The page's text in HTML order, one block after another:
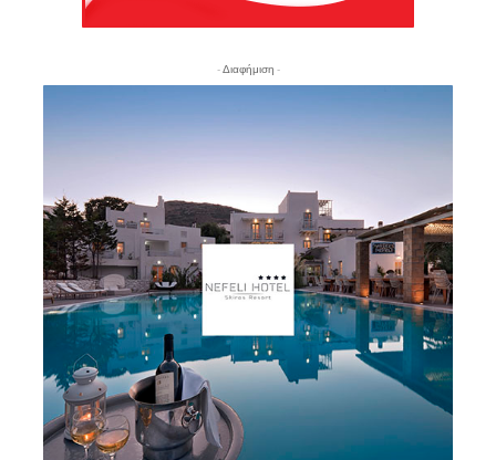
- Διαφήμιση -